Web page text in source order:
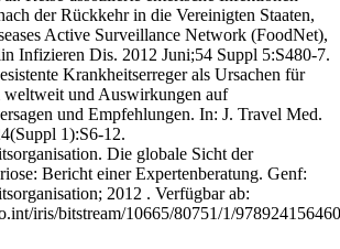
der Rückkehr in die Vereinigten Staaten,
Active Surveillance Network (FoodNet),
Infizieren Dis. 2012 Juni;54 Suppl 5:S480-7.
Krankheitserreger als Ursachen für
weltweit und Auswirkungen auf
und Empfehlungen. In: J. Travel Med.
1):S6-12.
Die globale Sicht der
Bericht einer Expertenberatung. Genf:
2012 . Verfügbar ab:
iris/bitstream/10665/80751/1/